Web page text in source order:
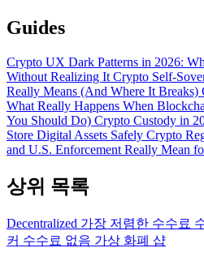
Guides
Crypto UX Dark Patterns in 2026:
Without Realizing It Crypto Self-
Really Means (And Where It Breaks)
What Really Happens When
You Should Do) Crypto Custody in
Store Digital Assets Safely Crypto
and U.S. Enforcement Really Mean
상위 목록
Decentralized 가장 저렴한 수수료
커 수수료 없음 가상 화폐 샵